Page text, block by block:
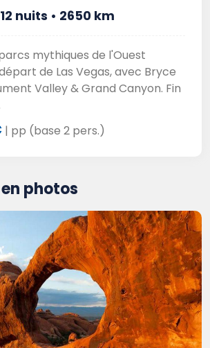
nuits • 2650 km
mythiques de l'Ouest
de Las Vegas, avec Bryce
Valley & Grand Canyon. Fin
| pp (base 2 pers.)
en photos